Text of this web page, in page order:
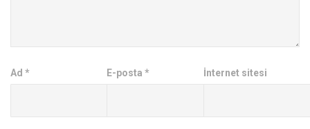
Ad * E-posta* İnternet sitesi